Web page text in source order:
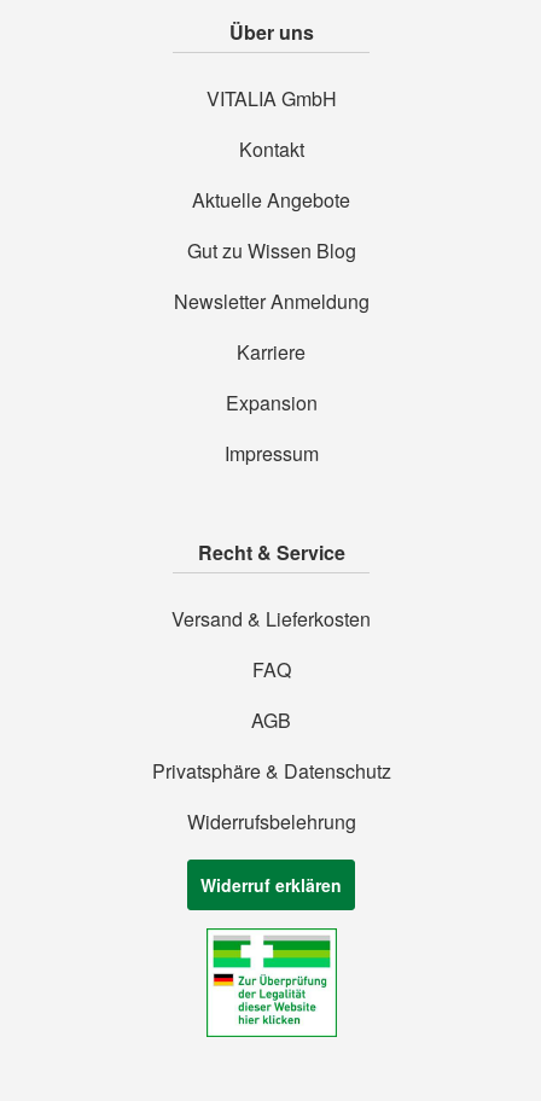
Über uns
VITALIA GmbH
Kontakt
Aktuelle Angebote
Gut zu Wissen Blog
Newsletter Anmeldung
Karriere
Expansion
Impressum
Recht & Service
Versand & Lieferkosten
FAQ
AGB
Privatsphäre & Datenschutz
Widerrufsbelehrung
Widerruf erklären